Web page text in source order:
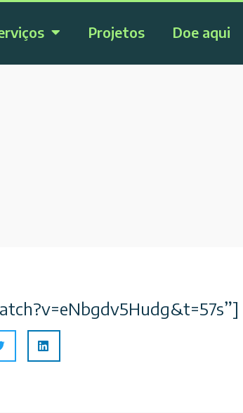
Projetos Doe aqui